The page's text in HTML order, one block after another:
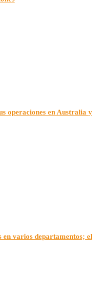
operaciones en Australia y
en varios departamentos; el